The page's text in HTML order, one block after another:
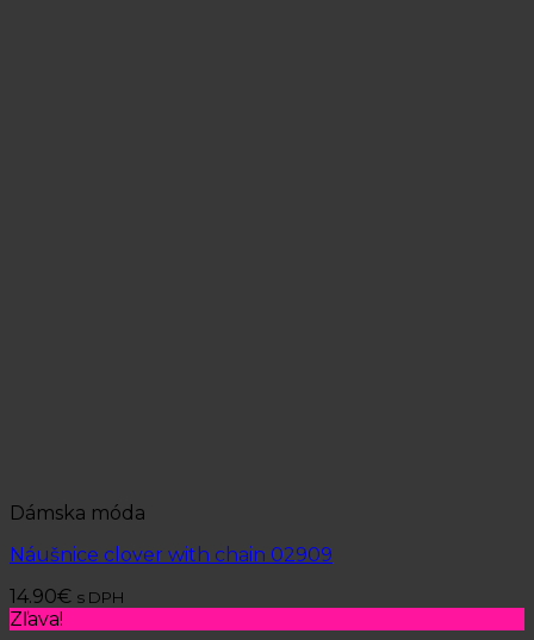
Dámska móda
Náušnice clover with chain 02909
14.90€ s DPH
Zľava!